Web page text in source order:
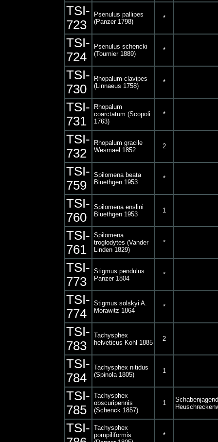
TSI-
723
Psenulus pallipes
(Panzer 1798)
*
TSI-
724
Psenulus schencki
(Tournier 1889)
*
TSI-
730
Rhopalum clavipes
(Linnaeus 1758)
*
TSI-
731
Rhopalum
coarctatum (Scopoli
1763)
*
TSI-
732
Rhopalum gracile
Wesmael 1852
2
TSI-
759
Spilomena beata
Bluethgen 1953
*
TSI-
760
Spilomena enslini
Bluethgen 1953
1
TSI-
761
Spilomena
troglodytes (Vander
Linden 1829)
*
TSI-
773
Stigmus pendulus
Panzer 1804
*
TSI-
774
Stigmus solskyi A.
Morawitz 1864
*
TSI-
783
Tachysphex
helveticus Kohl 1885
2
TSI-
784
Tachysphex nitidus
(Spinola 1805)
1
TSI-
785
Tachysphex
obscuripennis
(Schenck 1857)
1
TSI- Tachysphex
pompiliformis
*